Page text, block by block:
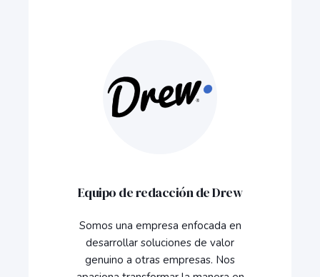
Equipo de redacción de Drew
Somos una empresa enfocada en
desarrollar soluciones de valor
genuino a otras empresas. Nos